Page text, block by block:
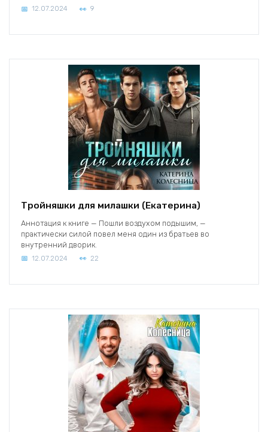
12.07.2024 9
Тройняшки для милашки (Екатерина)
Аннотация к книге — Пошли воздухом подышим, —
практически силой повел меня один из братьев во
внутренний дворик.
12.07.2024 22